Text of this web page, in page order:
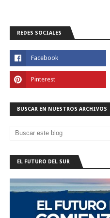
REDES SOCIALES
BUSCAR EN NUESTROS ARCHIVOS
EL FUTURO DEL SUR